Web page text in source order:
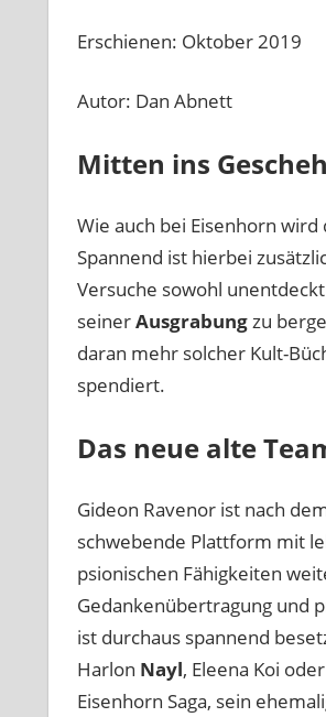
Erschienen: Oktober 2019
Autor: Dan Abnett
Mitten ins
Wie auch bei Eisenhorn
Spannend ist hierbei
Versuche sowohl
seinerAusgrabungzu
daran mehr solcher Kult-
spendiert.
Das neue alte
Gideon Ravenor ist nach
schwebende Plattform mit
psionischen Fähigkeiten
Gedankenübertragung und
ist durchaus spannend
Harlon Nayl, Eleena Koi
Eisenhorn Saga, sein